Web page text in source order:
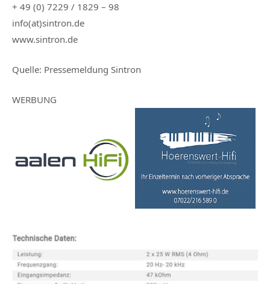
+ 49 (0) 7229 / 1829 – 98
info(at)sintron.de
www.sintron.de
Quelle: Pressemeldung Sintron
WERBUNG